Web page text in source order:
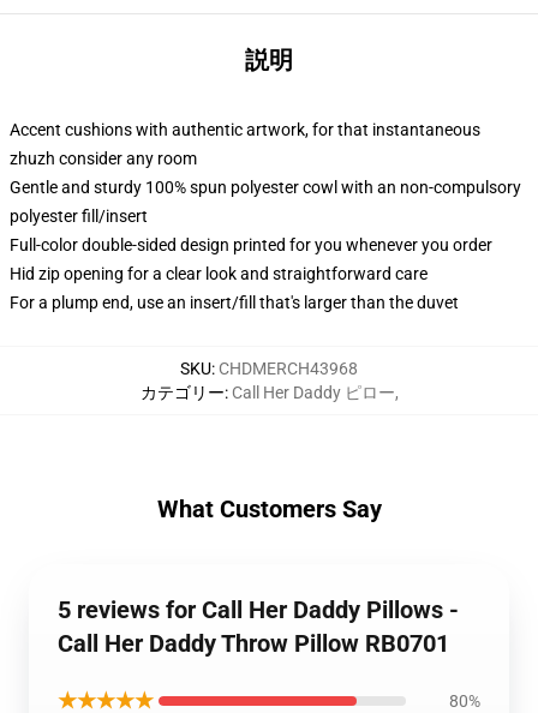
説明
Accent cushions with authentic artwork, for that instantaneous
zhuzh consider any room
Gentle and sturdy 100% spun polyester cowl with an non-compulsory
polyester fill/insert
Full-color double-sided design printed for you whenever you order
Hid zip opening for a clear look and straightforward care
For a plump end, use an insert/fill that's larger than the duvet
SKU: CHDMERCH43968
カテゴリー: Call Her Daddy ピロー,
What Customers Say
5 reviews for Call Her Daddy Pillows -
Call Her Daddy Throw Pillow RB0701
★★★★★ 80%